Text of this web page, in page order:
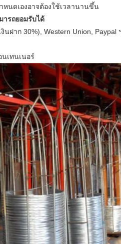
นดเองอาจต้องใช้เวลานานขึ้น
ารถยอมรับได้
นฝาก 30%), Western Union, Paypal
เทนเนอร์